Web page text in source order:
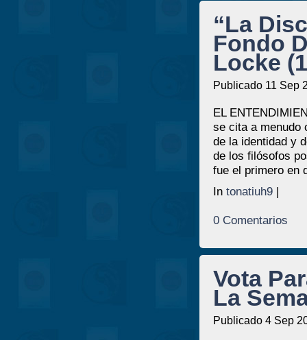
“La
Fondo
Locke
Publicado 11 Sep
EL
se cita a menudo
de la identidad y
de los filósofos
fue el primero en
In tonatiuh9|
0 Comentarios
Vota
La
Publicado 4 Sep